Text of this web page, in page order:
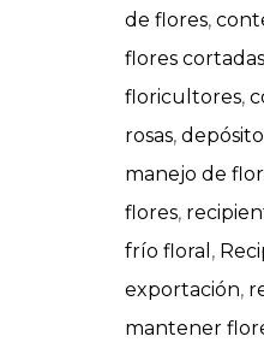
de flores,
flores cortadas
floricultores,
rosas,
manejo de
flores,
frío floral ,
exportación,
mantener